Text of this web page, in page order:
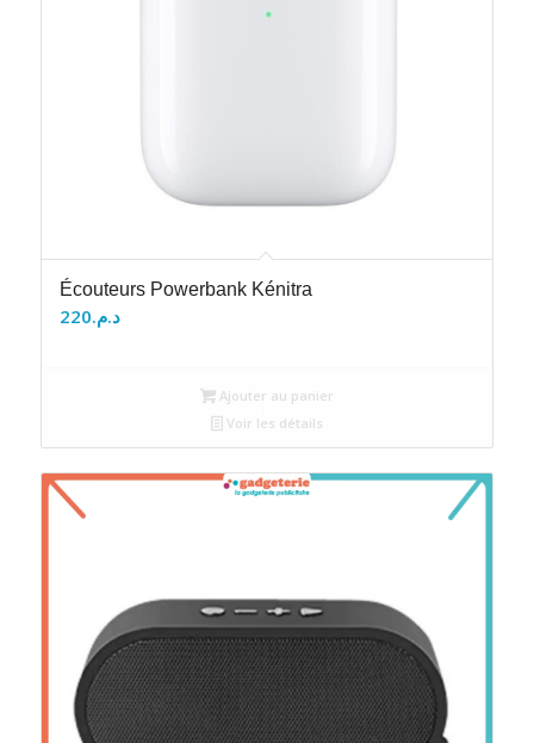
Écouteurs Powerbank Kénitra
د.م.220
Ajouter au panier
Voir les détails